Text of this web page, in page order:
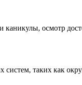
осмотр
систем, таких как